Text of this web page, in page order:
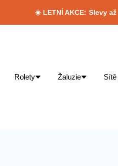
☀️ LETNÍ AKCE: Slevy až
Rolety Žaluzie